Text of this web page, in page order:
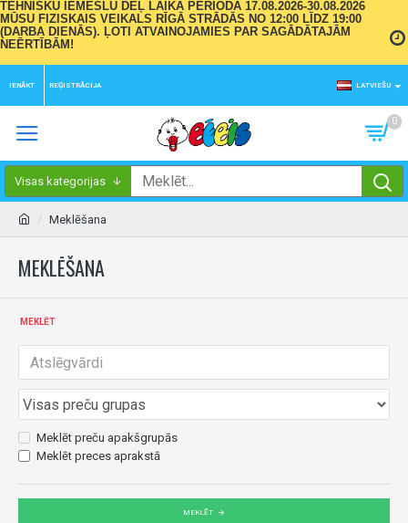
TEHNISKU IEMESLU DĒĻ LAIKA PERIODĀ 17.08.2026-30.08.2026
MŪSU FIZISKAIS VEIKALS RĪGĀ STRĀDĀS NO 12:00 LĪDZ 19:00
(DARBA DIENĀS). ĻOTI ATVAINOJAMIES PAR SAGĀDĀTAJĀM
NEĒRTĪBĀM!
IENĀKT REĢISTRĀCIJA LATVIEŠU
0
Visas kategorijas
Meklēšana
MEKLĒŠANA
MEKLĒT
Meklēt preču apakšgrupās
Meklēt preces aprakstā
MEKLĒT